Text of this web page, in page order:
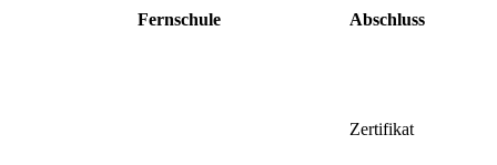
Fernschule Abschluss
Zertifikat